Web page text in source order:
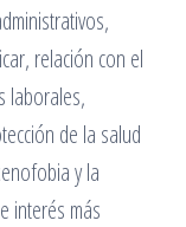
relación con el
laborales,
de la salud
y la
interés más